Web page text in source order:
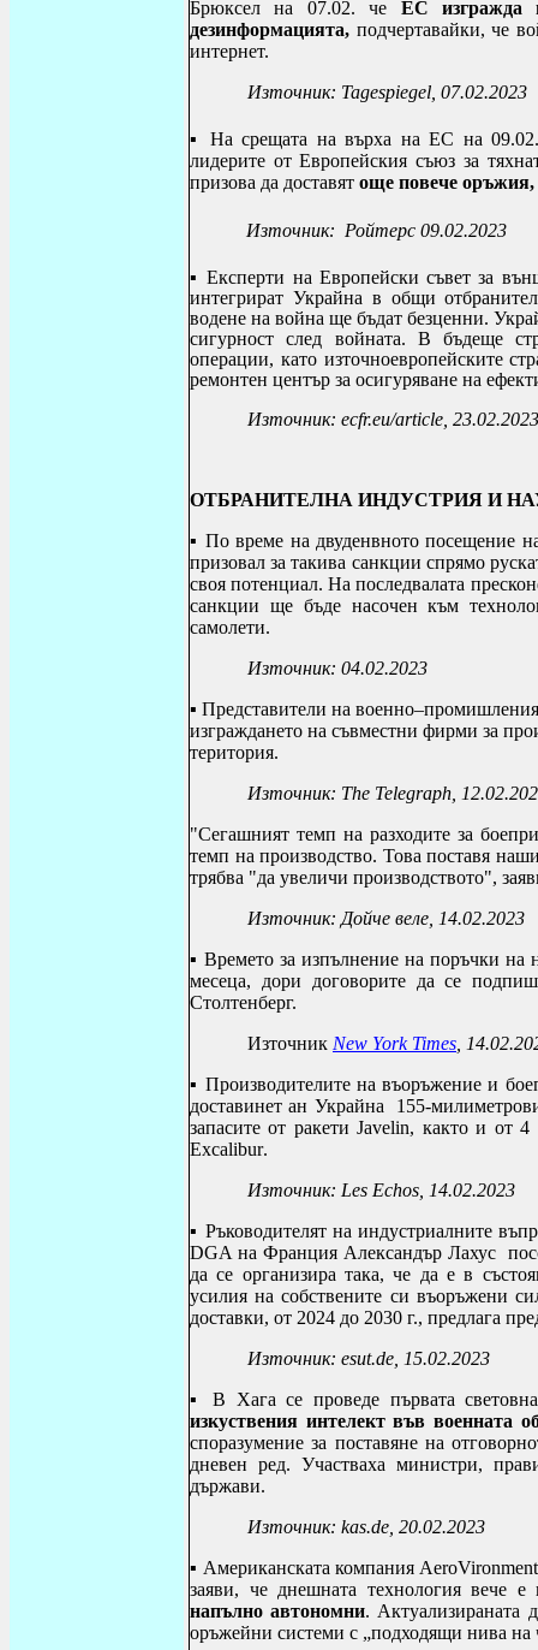
Брюксел на 07.02. че ЕС
дезинформацията, подчертавайки, че
интернет.
Източник: Tagespiegel , 07.02.2023
▪ На срещата на върха на ЕС на
лидерите от Европейския съюз за
призова да доставят още повече оръжия,
Източник: Ройтерс 09.02.2023
▪Експерти на Европейски съвет за
интегрират Украйна в общи
водене на война ще бъдат безценни.
сигурност след войната.
В бъдеще
операции, като източноевропейските
ремонтен център за осигуряване на
Източник: ecfr.eu/article , 23.02.2023
ОТБРАНИТЕЛНА ИНДУСТРИЯ И
▪ По време на двуденвното посещение
призовал за такива санкции спрямо
своя потенциал. На последвалата
санкции ще бъде насочен към
самолети.
Източник: 04.02.2023
▪ Представители на
изграждането на съвместни фирми за
територия.
Източник: The Telegraph ,
"Сегашният темп на разходите за
темп на производство. Това поставя
трябва "да увеличи производството",
Източник: Дойче веле, 14.02.2023
▪ Времето за изпълнение на поръчки на
месеца, дори договорите да се
Столтенберг.
Източник New York Times ,
▪ Производителите на въоръжение и
доставинет ан Украйна 155-
запасите от ракетиJavelin, както и от 4
Excalibur.
Източник: Les Echos , 14.02.2023
▪ Ръководителят на индустриалните
DGA на Франция Александър Лахус
да се организира така, че да е в
усилия на собствените си въоръжени
доставки, от 2024 до 2030 г., предлага
Източник: esut.de , 15.02.2023
▪ В Хага се проведе първата
изкуствения интелект във военната
споразумение за поставяне на
дневен ред. Участваха министри,
държави.
Източник: kas.de , 20.02.2023
▪ Американската компания AeroVironment
заяви, че днешната технология вече
напълно автономни. Актуализираната
оръжейни системи с „подходящи нива на